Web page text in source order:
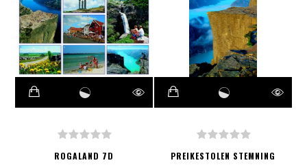
ROGALAND 7D PREIKESTOLEN STEMNING